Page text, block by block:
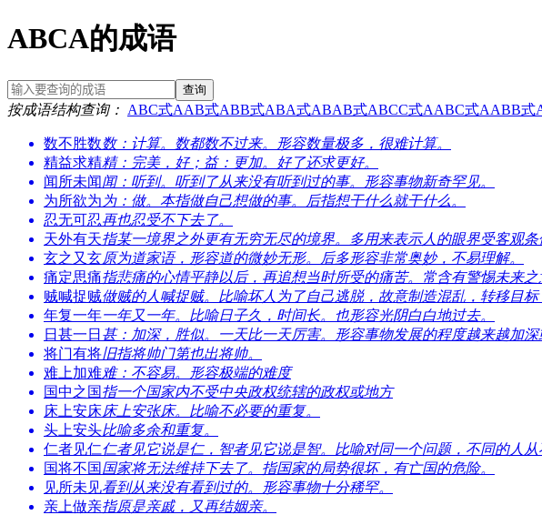
ABCA的成语
查询
按成语结构查询： ABC式AAB式ABB式ABA式ABAB式ABCC式AABC式AABB式
数不胜数数：计算。数都数不过来。形容数量极多，很难计算。
精益求精精：完美，好；益：更加。好了还求更好。
闻所未闻闻：听到。听到了从来没有听到过的事。形容事物新奇罕见。
为所欲为 为：做。本指做自己想做的事。后指想干什么就干什么。
忍无可忍再也忍受不下去了。
天外有天指某一境界之外更有无穷无尽的境界。多用来表示人的眼界受客观
玄之又玄原为道家语，形容道的微妙无形。后多形容非常奥妙，不易理解。
痛定思痛指悲痛的心情平静以后，再追想当时所受的痛苦。常含有警惕未来之
贼喊捉贼做贼的人喊捉贼。比喻坏人为了自己逃脱，故意制造混乱，转移目标
年复一年一年又一年。比喻日子久，时间长。也形容光阴白白地过去。
日甚一日 甚：加深，胜似。一天比一天厉害。形容事物发展的程度越来越加深
将门有将旧指将帅门第也出将帅。
难上加难难：不容易。形容极端的难度
国中之国指一个国家内不受中央政权统辖的政权或地方
床上安床床上安张床。比喻不必要的重复。
头上安头比喻多余和重复。
仁者见仁仁者见它说是仁，智者见它说是智。比喻对同一个问题，不同的人从
国将不国国家将无法维持下去了。指国家的局势很坏，有亡国的危险。
见所未见看到从来没有看到过的。形容事物十分稀罕。
亲上做亲指原是亲戚，又再结姻亲。